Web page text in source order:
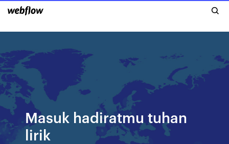
Masuk hadiratmu tuhan
lirik